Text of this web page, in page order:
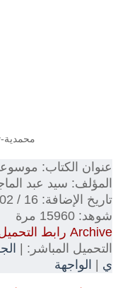
تحمل كتب الحديث و علومه پدف-> -----المحمية---Arapca pdf hadis kitabı indir-محمدية
عنوان الكتاب:
المؤلف: سيد عبد
تاريخ الإضافة: 16 / 02 / 2014
شوهد: 15960 مرة
رابط التحميل من موقع Archive
التحميل المباشر: |
ي
الواجهة